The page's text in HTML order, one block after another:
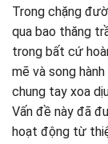
Trong chặng
qua bao thăng
trong bất cứ
mẽ và song
chung tay xoa
Vấn đề này đã
hoạt động từ